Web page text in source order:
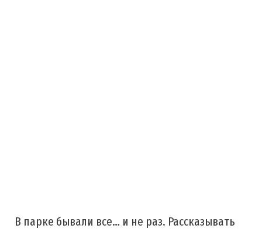
В парке бывали все… и не раз. Рассказывать